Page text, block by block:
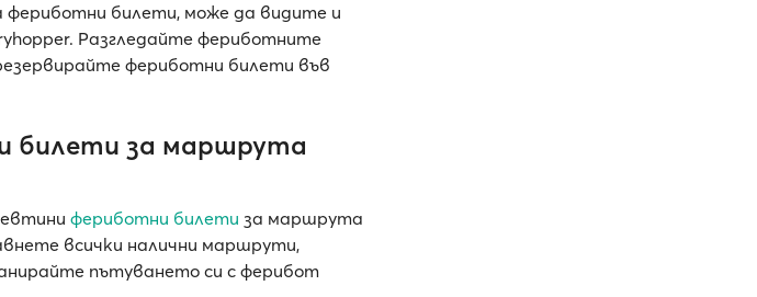
фериботни билети, може да видите и
Разгледайте фериботните
фериботни билети във
билети за маршрута
фериботни билети за маршрута
всички налични маршрути,
пътуването си с ферибот